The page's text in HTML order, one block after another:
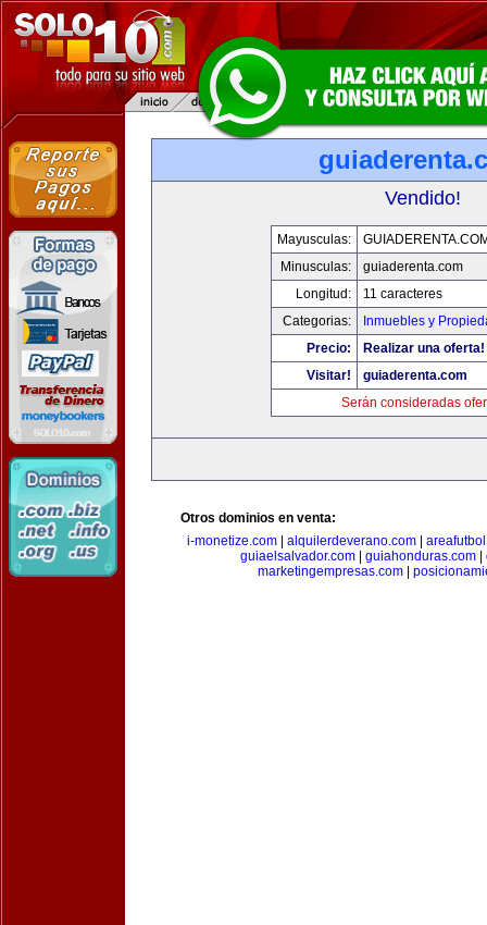
Vendido!
Mayusculas:
Minusculas:
guiaderenta.com
Longitud:
11 caracteres
Categorias:
Inmuebles y
Precio:
Realizar una oferta!
Visitar!
guiaderenta.com
Serán consideradas
Otros dominios en venta:
i-monetize.com
alquilerdeverano.com
guiaelsalvador.com| guiahonduras.com|
marketingempresas.com